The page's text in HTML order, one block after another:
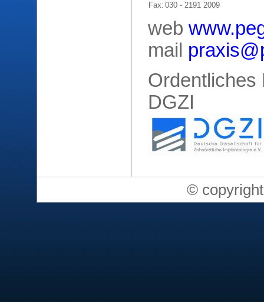
Fax: 030 - 2191 2009
web
mail
Ordentliches
DGZI
©